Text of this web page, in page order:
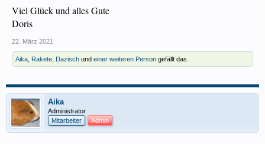
Viel Glück und alles Gute
Doris
22. März 2021
Aika Rakete Dazisch und einer weiteren Person gefällt das.
Aika
Administrator
Mitarbeiter
Admin